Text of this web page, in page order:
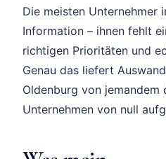
Die meisten Unternehmer
Information – ihnen fehlt
richtigen Prioritäten und
Genau das liefert
Oldenburg von jemandem
Unternehmen von null